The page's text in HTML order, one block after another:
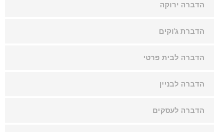
הדברה ירוקה
הדברת ג'וקים
הדברה לבית פרטי
הדברה לבניין
הדברה לעסקים